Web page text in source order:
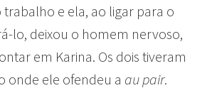
trabalho e ela, ao ligar para o
lo, deixou o homem nervoso,
em Karina. Os dois tiveram
onde ele ofendeu a au pair.